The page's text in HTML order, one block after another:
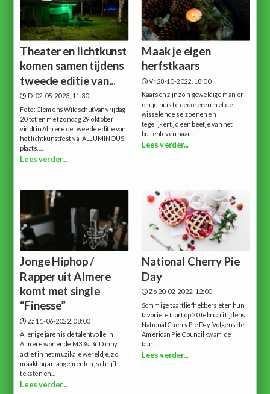
Theater en lichtkunst
komen samen tijdens
tweede editie van...
Di 02-05-2023, 11:30
Foto: Clemens WildschutVan vrijdag
20 tot en met zondag 29 oktober
vindt in Almere de tweede editie van
het lichtkunstfestival ALLUMINOUS
plaats....
Lees verder...
Maak je eigen
herfstkaars
Vr 28-10-2022, 18:00
Kaarsen zijn zo’n geweldige manier
om je huis te decoreren met de
wisselende seizoenen en
tegelijkertijd een beetje van het
buitenleven naar...
Lees verder...
Jonge Hiphop /
Rapper uit Almere
komt met single
“Finesse”
Za 11-06-2022, 08:00
Al enige jaren is de talentvolle in
Almere wonende M33st3r Danny
actief in het muzikale wereldje, zo
maakt hij arrangementen, schrijft
teksten en...
Lees verder...
National Cherry Pie
Day
Zo 20-02-2022, 12:00
Sommige taartliefhebbers eten hun
favoriete taart op 20 februari tijdens
National Cherry Pie Day. Volgens de
American Pie Council kwam de
taart...
Lees verder...